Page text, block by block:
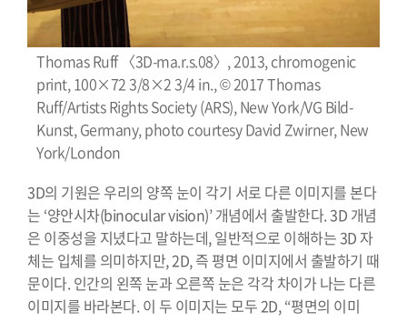
Thomas Ruff 〈3D-ma.r.s.08〉, 2013, chromogenic
print, 100×72 3/8×2 3/4 in., © 2017 Thomas
Ruff/Artists Rights Society (ARS), New York/VG Bild-
Kunst, Germany, photo courtesy David Zwirner, New
York/London
3D의 기원은 우리의 양쪽 눈이 각기 서로 다른 이미지를 본다
는 ‘양안시차(binocular vision)’ 개념에서 출발한다. 3D 개념
은 이중성을 지녔다고 말하는데, 일반적으로 이해하는 3D 자
체는 입체를 의미하지만, 2D, 즉 평면 이미지에서 출발하기 때
문이다. 인간의 왼쪽 눈과 오른쪽 눈은 각각 차이가 나는 다른
이미지를 바라본다. 이 두 이미지는 모두 2D, “평면의 이미